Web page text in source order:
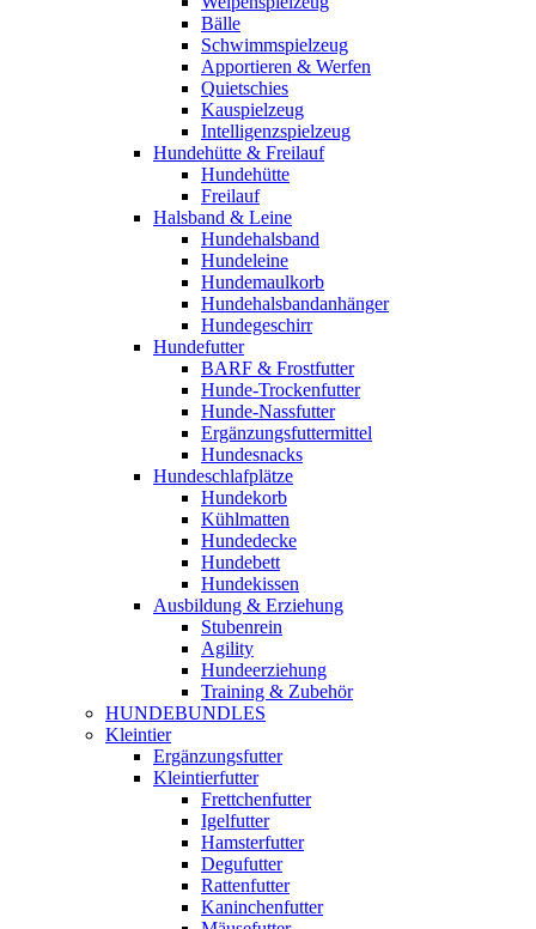
Bälle
Schwimmspielzeug
Apportieren & Werfen
Quietschies
Kauspielzeug
Intelligenzspielzeug
Hundehütte & Freilauf
Hundehütte
Freilauf
Halsband & Leine
Hundehalsband
Hundeleine
Hundemaulkorb
Hundehalsbandanhänger
Hundegeschirr
Hundefutter
BARF & Frostfutter
Hunde-Trockenfutter
Hunde-Nassfutter
Ergänzungsfuttermittel
Hundesnacks
Hundeschlafplätze
Hundekorb
Kühlmatten
Hundedecke
Hundebett
Hundekissen
Ausbildung & Erziehung
Stubenrein
Agility
Hundeerziehung
Training & Zubehör
HUNDEBUNDLES
Kleintier
Ergänzungsfutter
Kleintierfutter
Frettchenfutter
Igelfutter
Hamsterfutter
Degufutter
Rattenfutter
Kaninchenfutter